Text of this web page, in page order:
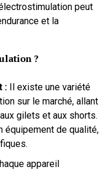
peut
et la
?
: Il existe une variété
sur le marché, allant
gilets et aux shorts.
équipement de qualité,
appareil